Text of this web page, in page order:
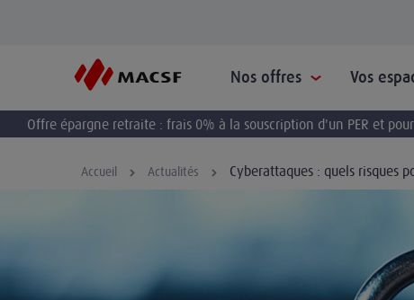
Nos offres Vos
Offre épargne retraite : frais 0% à la souscription d'un PER et
Accueil Actualités Cyberattaques : quels risques